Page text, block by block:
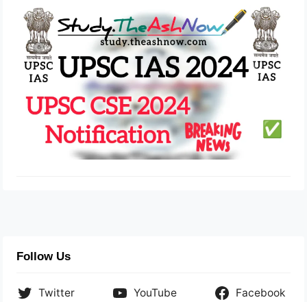
UPSC Notification 2024, English
10/01/2025
Follow Us
Twitter YouTube
Facebook